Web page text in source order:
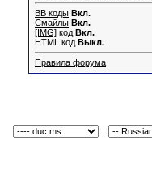
BB коды Вкл.
Смайлы Вкл.
[IMG] код Вкл.
HTML код Выкл.
Правила форума